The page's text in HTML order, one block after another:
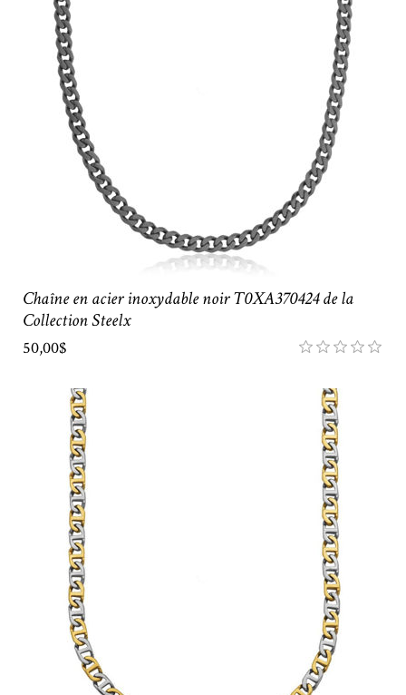
Chaîne en acier inoxydable noir T0XA370424 de la
Collection Steelx
50,00$